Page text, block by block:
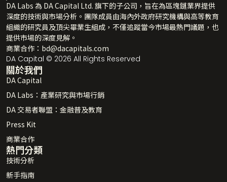
DA Labs 為 DA Capital Ltd. 旗下的子公司，旨在為區塊鏈業界提供
深度的技術與市場分析。團隊成員由海內外政府研究機構與高等教育
組織的研究員及頂尖畢業生組成，不僅追蹤當今市場最熱門議題，也
提供市場的深度見解。
商業合作： bd@dacapitals.com
DA Capital © 2026 All Rights Reserved
熱門分類
技術分析
新手指南
關於我們
DA Capital
DA Labs：產業研究與市場行銷
DA 交易者聯盟：金融普及教育
Press Kit
商業合作